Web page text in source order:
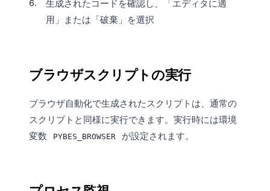
生成されたコードを確認し、「エディタに適
用」または「破棄」を選択
ブラウザスクリプトの実行
ブラウザ自動化で生成されたスクリプトは、通常の
スクリプトと同様に実行できます。実行時には環境
変数
PYBES_BROWSER が設定されます。